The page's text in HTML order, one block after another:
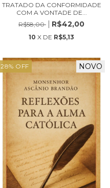
TRATADO DA CONFORMIDADE
COM A VONTADE DE...
R$58,00
R$42,00
10 X DE R$5,13
28% OFF NOVO